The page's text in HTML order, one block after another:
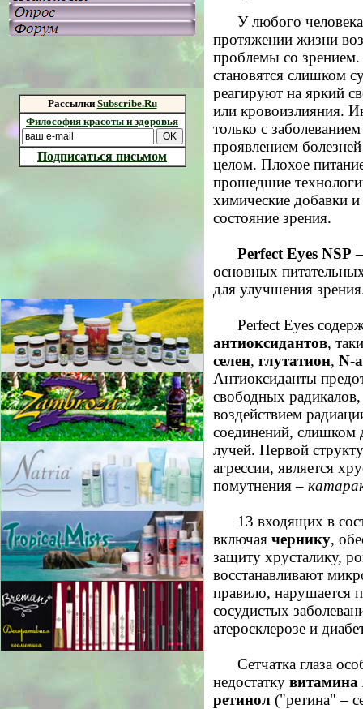
Рассылки Subscribe.Ru
Философия красоты и здоровья
Подписаться письмом
У любого
протяжении жизни
проблемы со зрением.
становятся слишком
реагируют на яркий
или кровоизлияния.
только с
проявлением
целом. Плохое
прошедшие
химические добавки
состояние зрения.
Perfect Eyes NSP
основных
для улучшения
Perfect Eyes
антиоксидантов,
селен, глутатион, N-
Антиоксиданты
свободных
воздействием
соединений, слишком
лучей. Первой
агрессии, является
помутнения –
13 входящих в
включая чернику,
защиту хрусталику,
восстанавливают
правило, нарушается
сосудистых
атеросклерозе и
Сетчатка глаза
недостатку
ретинол ("ретина" –